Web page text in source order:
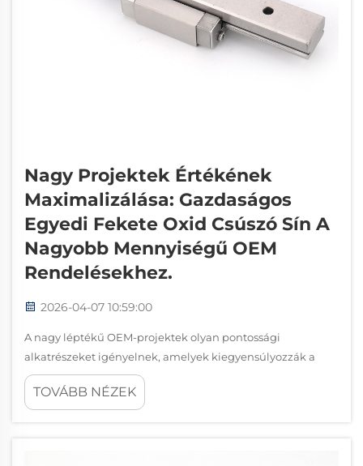
Nagy Projektek Értékének
Maximalizálása: Gazdaságos
Egyedi Fekete Oxid Csúszó Sín A
Nagyobb Mennyiségű OEM
Rendelésekhez.
2026-04-07 10:59:00
A nagy léptékű OEM-projektek olyan pontossági
alkatrészeket igényelnek, amelyek kiegyensúlyozzák a
minőséget és a költséghatékonyságot, így a csúszópánt
választása döntő fontosságú a gyártási sikerek eléréséhez.
TOVÁBB NÉZEK